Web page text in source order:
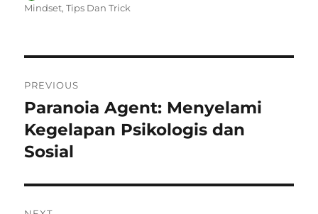
on
Mindset,Tips Dan Trick
pos
PREVIOUS
Previous
post:
Paranoia Agent: Menyelami
Kegelapan Psikologis dan
Sosial